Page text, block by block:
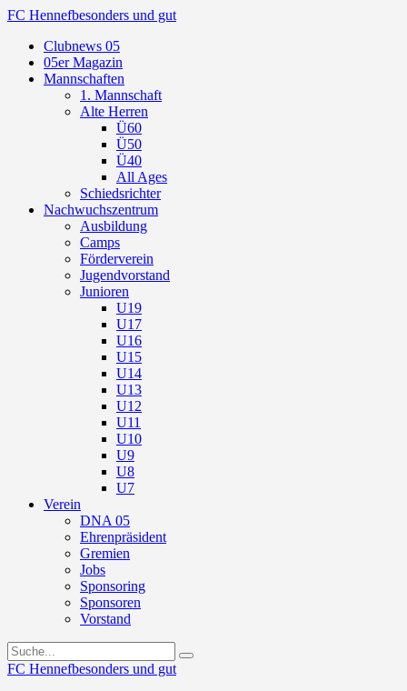
FC Hennefbesonders und gut
Clubnews 05
05er Magazin
Mannschaften
1. Mannschaft
Alte Herren
Ü60
Ü50
Ü40
All Ages
Schiedsrichter
Nachwuchszentrum
Ausbildung
Camps
Förderverein
Jugendvorstand
Junioren
U19
U17
U16
U15
U14
U13
U12
U11
U10
U9
U8
U7
Verein
DNA 05
Ehrenpräsident
Gremien
Jobs
Sponsoring
Sponsoren
Vorstand
FC Hennefbesonders und gut